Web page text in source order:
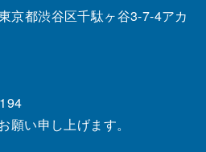
京都渋谷区千駄ヶ谷3-7-4アカ
願い申し上げます。